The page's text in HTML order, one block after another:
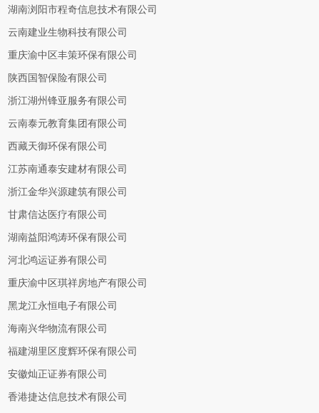
湖南浏阳市程奇信息技术有限公司
云南建业生物科技有限公司
重庆渝中区丰策环保有限公司
陕西国智保险有限公司
浙江湖州锋亚服务有限公司
云南泰元教育集团有限公司
西藏天御环保有限公司
江苏南通泰安建材有限公司
浙江金华兴源建筑有限公司
甘肃信达医疗有限公司
湖南益阳鸿涛环保有限公司
河北鸿运证券有限公司
重庆渝中区琪祥房地产有限公司
黑龙江永恒电子有限公司
海南兴华物流有限公司
福建湖里区度辉环保有限公司
安徽灿正证券有限公司
香港捷达信息技术有限公司